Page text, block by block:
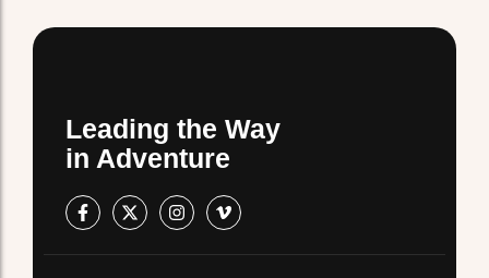
Leading the Way
in Adventure